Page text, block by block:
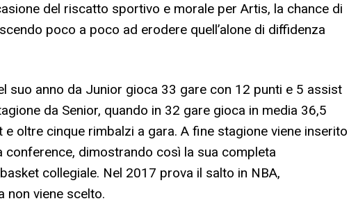
del riscatto sportivo e morale per Artis, la chance di
poco a poco ad erodere quell’alone di diffidenza
suo anno da Junior gioca 33 gare con 12 punti e 5 assist
da Senior, quando in 32 gare gioca in media 36,5
oltre cinque rimbalzi a gara. A fine stagione viene inserito
dimostrando così la sua completa
collegiale. Nel 2017 prova il salto in NBA,
non viene scelto.